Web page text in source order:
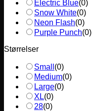
Electric Blue(0)
Snow White(0)
Neon Flash(0)
Purple Punch(0)
Størrelser
Small (0)
Medium(0)
Large(0)
XL(0)
28(0)